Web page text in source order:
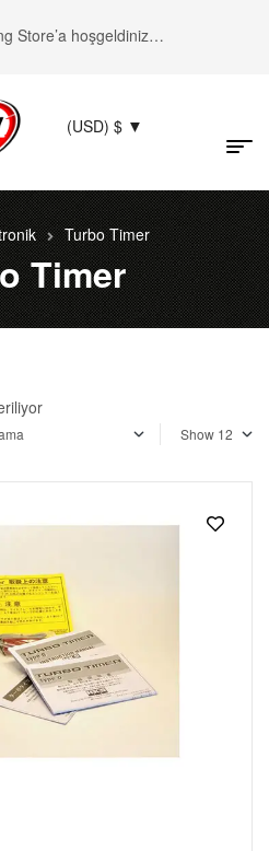
Store’a hoşgeldiniz…
(USD) $
Turbo Timer
Timer
Show